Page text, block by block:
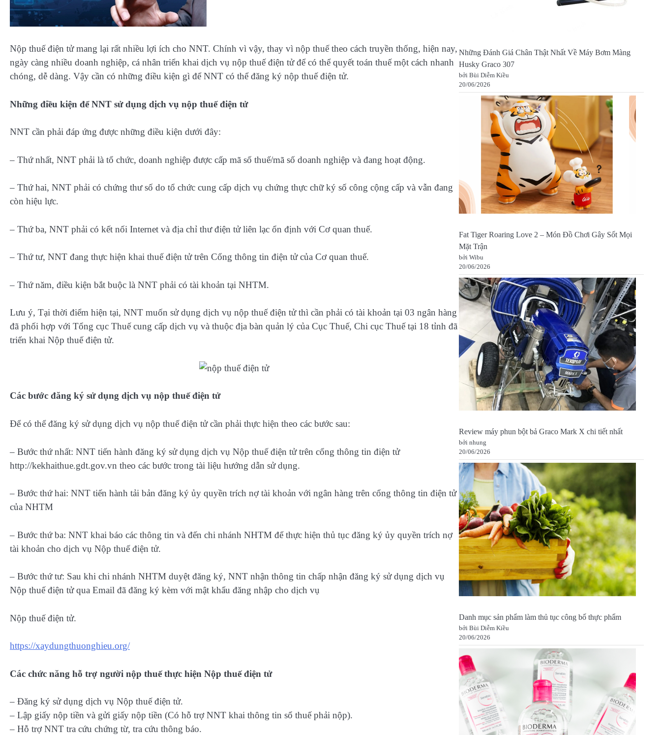
Nộp thuế điện tử mang lại rất nhiều lợi ích cho NNT. Chính vì vậy, thay vì nộp thuế theo cách truyền thống, hiện nay,
ngày càng nhiều doanh nghiệp, cá nhân triển khai dịch vụ nộp thuế điện tử để có thể quyết toán thuế một cách nhanh
chóng, dễ dàng. Vậy cần có những điều kiện gì để NNT có thể đăng ký nộp thuế điện tử.
Những điều kiện để NNT sử dụng dịch vụ nộp thuế điện tử
NNT cần phải đáp ứng được những điều kiện dưới đây:
– Thứ nhất, NNT phải là tổ chức, doanh nghiệp được cấp mã số thuế/mã số doanh nghiệp và đang hoạt động.
– Thứ hai, NNT phải có chứng thư số do tổ chức cung cấp dịch vụ chứng thực chữ ký số công cộng cấp và vẫn đang
còn hiệu lực.
– Thứ ba, NNT phải có kết nối Internet và địa chỉ thư điện tử liên lạc ổn định với Cơ quan thuế.
– Thứ tư, NNT đang thực hiện khai thuế điện tử trên Cổng thông tin điện tử của Cơ quan thuế.
– Thứ năm, điều kiện bắt buộc là NNT phải có tài khoản tại NHTM.
Lưu ý, Tại thời điểm hiện tại, NNT muốn sử dụng dịch vụ nộp thuế điện tử thì cần phải có tài khoản tại 03 ngân hàng
đã phối hợp với Tổng cục Thuế cung cấp dịch vụ và thuộc địa bàn quản lý của Cục Thuế, Chi cục Thuế tại 18 tỉnh đã
triển khai Nộp thuế điện tử.
Các bước đăng ký sử dụng dịch vụ nộp thuế điện tử
Để có thể đăng ký sử dụng dịch vụ nộp thuế điện tử cần phải thực hiện theo các bước sau:
– Bước thứ nhất: NNT tiến hành đăng ký sử dụng dịch vụ Nộp thuế điện tử trên cổng thông tin điện tử
http://kekhaithue.gdt.gov.vn theo các bước trong tài liệu hướng dẫn sử dụng.
– Bước thứ hai: NNT tiến hành tải bản đăng ký ủy quyền trích nợ tài khoản với ngân hàng trên cổng thông tin điện tử
của NHTM
– Bước thứ ba: NNT khai báo các thông tin và đến chi nhánh NHTM để thực hiện thủ tục đăng ký ủy quyền trích nợ
tài khoản cho dịch vụ Nộp thuế điện tử.
– Bước thứ tư: Sau khi chi nhánh NHTM duyệt đăng ký, NNT nhận thông tin chấp nhận đăng ký sử dụng dịch vụ
Nộp thuế điện tử qua Email đã đăng ký kèm với mật khẩu đăng nhập cho dịch vụ
Nộp thuế điện tử.
https://xaydungthuonghieu.org/
Các chức năng hỗ trợ người nộp thuế thực hiện Nộp thuế điện tử
– Đăng ký sử dụng dịch vụ Nộp thuế điện tử.
– Lập giấy nộp tiền và gửi giấy nộp tiền (Có hỗ trợ NNT khai thông tin sổ thuế phải nộp).
– Hỗ trợ NNT tra cứu chứng từ, tra cứu thông báo.
Những Đánh Giá Chân Thật Nhất Về Máy Bơm Màng
Husky Graco 307
bởi Bùi Diễm Kiều
20/06/2026
Fat Tiger Roaring Love 2 – Món Đồ Chơi Gây Sốt Mọi
Mặt Trận
bởi Wibu
20/06/2026
Review máy phun bột bả Graco Mark X chi tiết nhất
bởi nhung
20/06/2026
Danh mục sản phẩm làm thủ tục công bố thực phẩm
bởi Bùi Diễm Kiều
20/06/2026